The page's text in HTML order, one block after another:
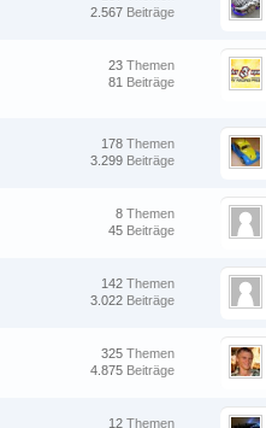
Beiträge
2.567
Themen
23
Beiträge
81
Themen
178
Beiträge
3.299
Themen
8
Beiträge
45
Themen
142
Beiträge
3.022
Themen
325
Beiträge
4.875
Themen
12